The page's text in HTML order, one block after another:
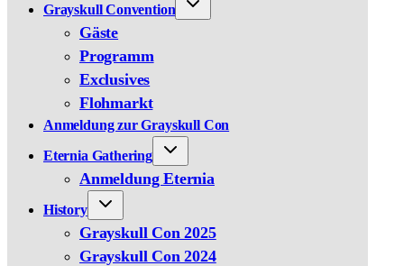
Grayskull Convention
Gäste
Programm
Exclusives
Flohmarkt
Anmeldung zur Grayskull Con
Eternia Gathering
Anmeldung Eternia
History
Grayskull Con 2025
Grayskull Con 2024